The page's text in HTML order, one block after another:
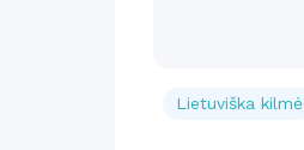
Lietuviška kilmė